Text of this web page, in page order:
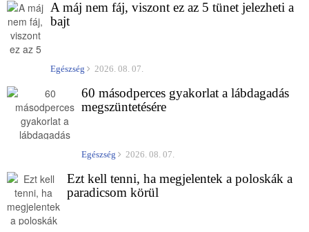
A máj nem fáj, viszont ez az 5 tünet jelezheti a
bajt
Egészség 2026. 08. 07.
60 másodperces gyakorlat a lábdagadás
megszüntetésére
Egészség 2026. 08. 07.
Ezt kell tenni, ha megjelentek a poloskák a
paradicsom körül